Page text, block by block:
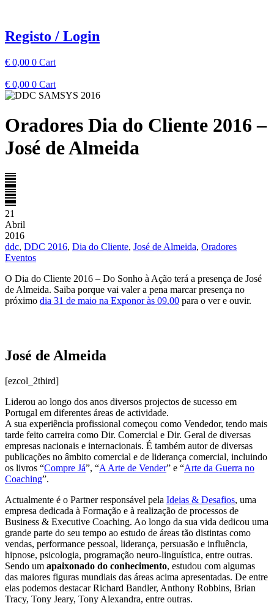
o
conteúdo
Registo / Login
€ 0,00 0 Cart
€ 0,00 0 Cart
Oradores Dia do Cliente 2016 –
José de Almeida
21
Abril
2016
ddc, DDC 2016, Dia do Cliente, José de Almeida, Oradores
Eventos
O Dia do Cliente 2016 – Do Sonho à Ação terá a presença de José
de Almeida. Saiba porque vai valer a pena marcar presença no
próximo dia 31 de maio na Exponor às 09.00 para o ver e ouvir.
José de Almeida
[ezcol_2third]
Liderou ao longo dos anos diversos projectos de sucesso em
Portugal em diferentes áreas de actividade.
A sua experiência profissional começou como Vendedor, tendo mais
tarde feito carreira como Dir. Comercial e Dir. Geral de diversas
empresas nacionais e internacionais. É também autor de diversas
publicações no âmbito comercial e de liderança comercial, incluindo
os livros “Compre Já”, “A Arte de Vender” e “Arte da Guerra no
Coaching”.
Actualmente é o Partner responsável pela Ideias & Desafios, uma
empresa dedicada à Formação e à realização de processos de
Business & Executive Coaching. Ao longo da sua vida dedicou uma
grande parte do seu tempo ao estudo de áreas tão distintas como
vendas, performance pessoal, liderança, persuasão e influência,
hipnose, psicologia, programação neuro-linguística, entre outras.
Sendo um apaixonado do conhecimento, estudou com algumas
das maiores figuras mundiais das áreas acima apresentadas. De entre
elas podemos destacar Richard Bandler, Anthony Robbins, Brian
Tracy, Tony Jeary, Tony Alexandra, entre outras.